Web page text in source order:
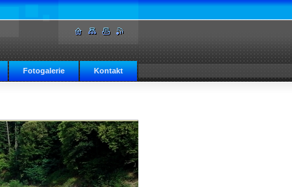
Fotogalerie Kontakt